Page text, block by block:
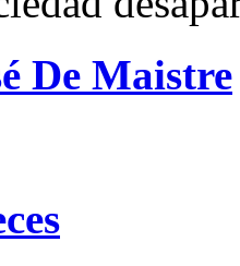
De Maistre